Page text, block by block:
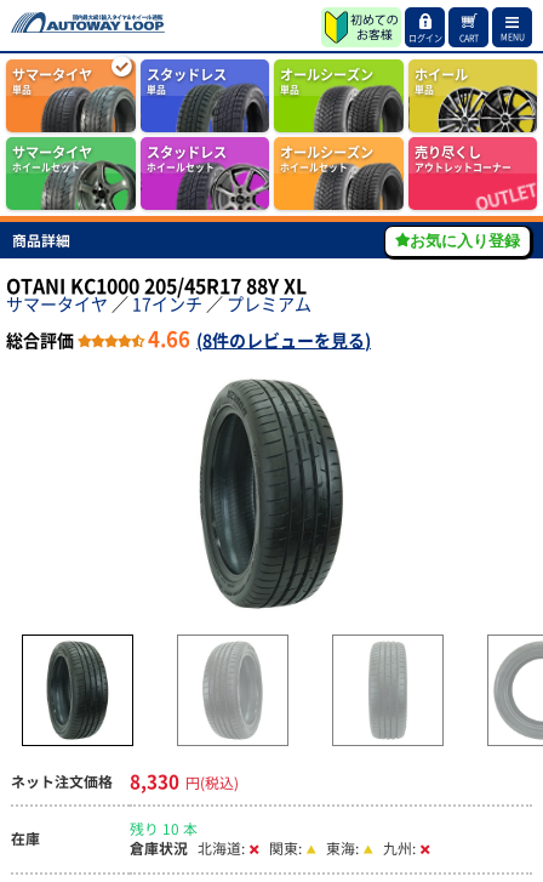
ログイン CART MENU
サマータイヤ
単品
スタッドレス
単品
オールシーズン
単品
ホイール
単品
サマータイヤ
ホイールセット
スタッドレス
ホイールセット
オールシーズン
ホイールセット
売り尽くし
アウトレットコーナー
商品詳細 お気に入り登録
OTANI KC1000 205/45R17 88Y XL
サマータイヤ ／ 17インチ ／ プレミアム
総合評価
4.66 (8件のレビューを見る)
ネット注文価格 8,330 円(税込)
在庫
残り 10 本
倉庫状況 北海道: 関東: 東海: 九州: